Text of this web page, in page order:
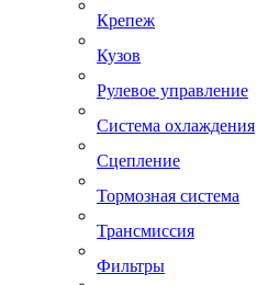
Крепеж
Кузов
Рулевое управление
Система охлаждения
Сцепление
Тормозная система
Трансмиссия
Фильтры